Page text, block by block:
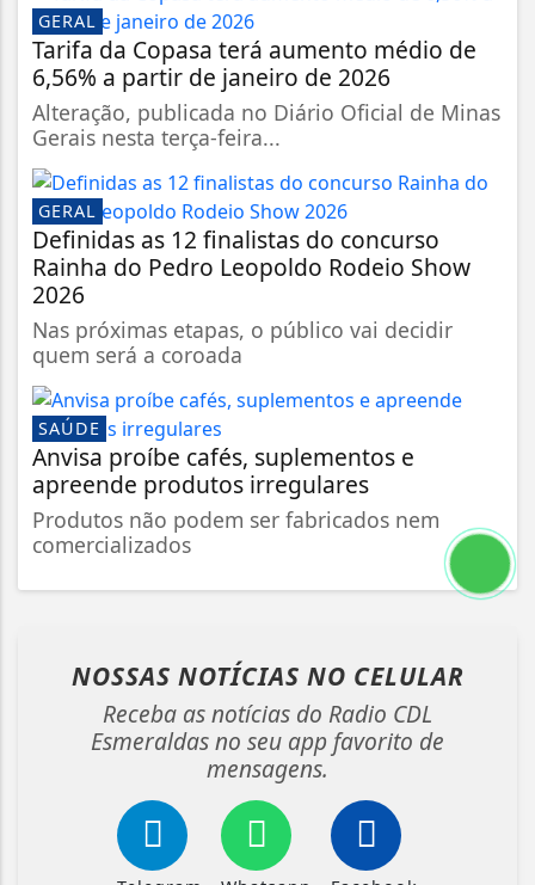
GERAL
Tarifa da Copasa terá aumento médio de
6,56% a partir de janeiro de 2026
Alteração, publicada no Diário Oficial de Minas
Gerais nesta terça-feira...
GERAL
Definidas as 12 finalistas do concurso
Rainha do Pedro Leopoldo Rodeio Show
2026
Nas próximas etapas, o público vai decidir
quem será a coroada
SAÚDE
Anvisa proíbe cafés, suplementos e
apreende produtos irregulares
Produtos não podem ser fabricados nem
comercializados
NOSSAS NOTÍCIAS NO CELULAR
Receba as notícias do Radio CDL
Esmeraldas no seu app favorito de
mensagens.